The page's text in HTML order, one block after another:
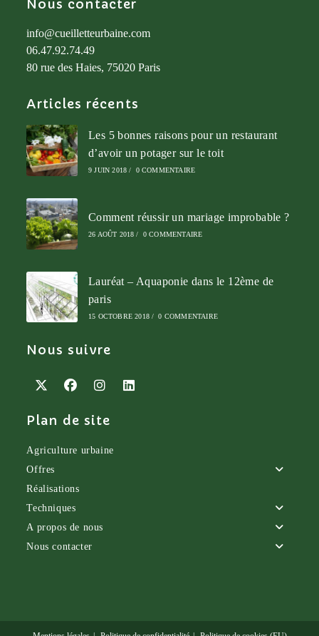
Nous contacter
info@cueilletteurbaine.com
06.47.92.74.49
80 rue des Haies, 75020 Paris
Articles récents
Les 5 bonnes raisons pour un restaurant
d’avoir un potager sur le toit
9 JUIN 2018 / 0 COMMENTAIRE
Comment réussir un mariage improbable ?
26 AOÛT 2018 / 0 COMMENTAIRE
Lauréat – Aquaponie dans le 12ème de
paris
15 OCTOBRE 2018 / 0 COMMENTAIRE
Nous suivre
dans
nouvel
onglet
dans
nouvel
dans
nouvel
Plan de site
Agriculture urbaine
Offres
Réalisations
Techniques
A propos de nous
Nous contacter